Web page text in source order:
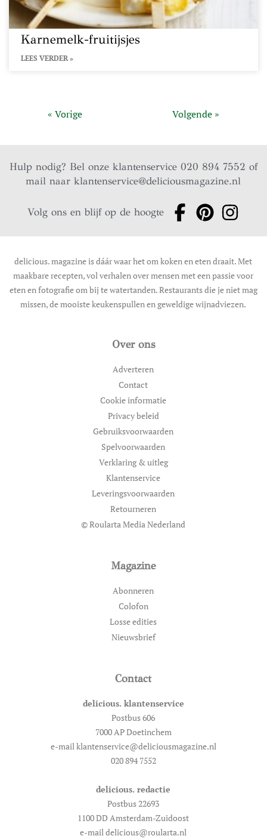
Karnemelk-fruitijsjes
LEES VERDER »
« Vorige Volgende »
Hulp nodig? Bel onze klantenservice 020 894 7552 of
mail naarklantenservice@deliciousmagazine.nl
Volg ons en blijf op de hoogte
delicious. magazine is dáár waar het om koken en eten draait. Met
maakbare recepten, vol verhalen over mensen met een passie voor
eten en fotografie om bij te watertanden. Restaurants die je niet mag
missen, de mooiste keukenspullen en geweldige wijnadviezen.
Over ons
Adverteren
Contact
Cookie informatie
Privacy beleid
Gebruiksvoorwaarden
Spelvoorwaarden
Verklaring & uitleg
Klantenservice
Leveringsvoorwaarden
Retourneren
© Roularta Media Nederland
Magazine
Abonneren
Colofon
Losse edities
Nieuwsbrief
Contact
delicious. klantenservice
Postbus 606
7000 AP Doetinchem
e-mail klantenservice@deliciousmagazine.nl
020 894 7552
delicious. redactie
Postbus 22693
1100 DD Amsterdam-Zuidoost
e-mail delicious@roularta.nl